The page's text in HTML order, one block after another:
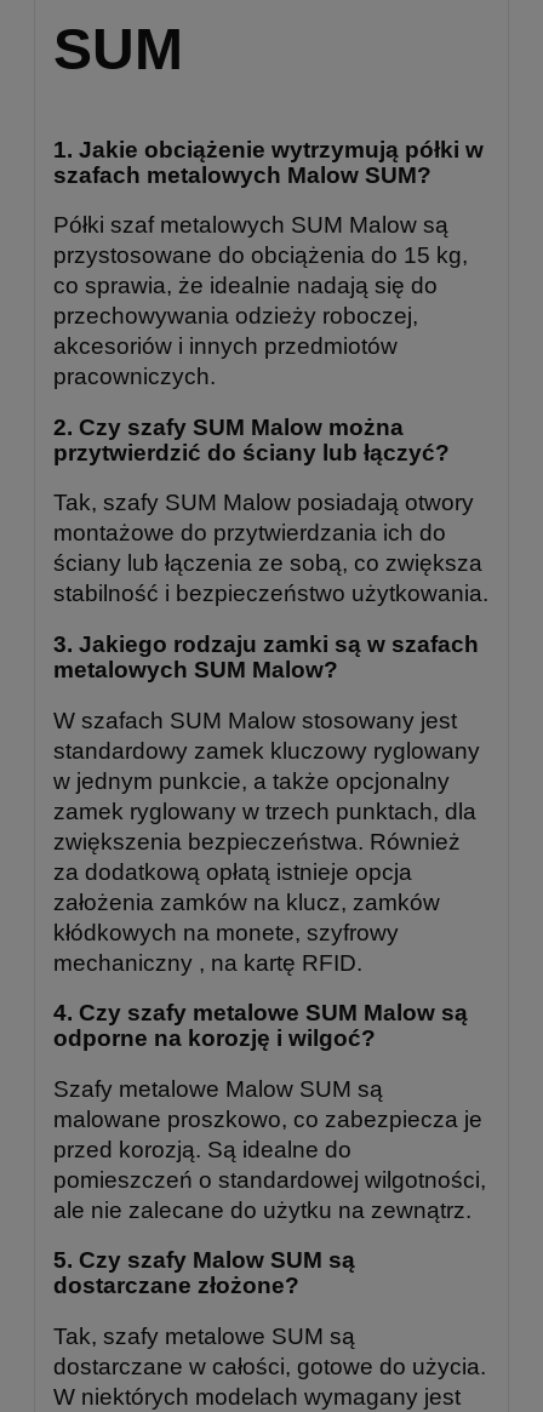
SUM
1. Jakie obciążenie wytrzymują półki w
szafach metalowych Malow SUM?
Półki szaf metalowych SUM Malow są
przystosowane do obciążenia do 15 kg,
co sprawia, że idealnie nadają się do
przechowywania odzieży roboczej,
akcesoriów i innych przedmiotów
pracowniczych.
2. Czy szafy SUM Malow można
przytwierdzić do ściany lub łączyć?
Tak, szafy SUM Malow posiadają otwory
montażowe do przytwierdzania ich do
ściany lub łączenia ze sobą, co zwiększa
stabilność i bezpieczeństwo użytkowania.
3. Jakiego rodzaju zamki są w szafach
metalowych SUM Malow?
W szafach SUM Malow stosowany jest
standardowy zamek kluczowy ryglowany
w jednym punkcie, a także opcjonalny
zamek ryglowany w trzech punktach, dla
zwiększenia bezpieczeństwa. Również
za dodatkową opłatą istnieje opcja
założenia zamków na klucz, zamków
kłódkowych na monete, szyfrowy
mechaniczny , na kartę RFID.
4. Czy szafy metalowe SUM Malow są
odporne na korozję i wilgoć?
Szafy metalowe Malow SUM są
malowane proszkowo, co zabezpiecza je
przed korozją. Są idealne do
pomieszczeń o standardowej wilgotności,
ale nie zalecane do użytku na zewnątrz.
5. Czy szafy Malow SUM są
dostarczane złożone?
Tak, szafy metalowe SUM są
dostarczane w całości, gotowe do użycia.
W niektórych modelach wymagany jest